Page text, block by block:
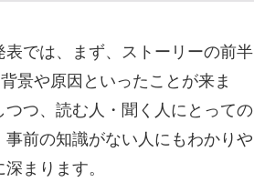
では、まず、ストーリーの前半
景や原因といったことが来ま
つ、読む人・聞く人にとっての
前の知識がない人にもわかりや
まります。